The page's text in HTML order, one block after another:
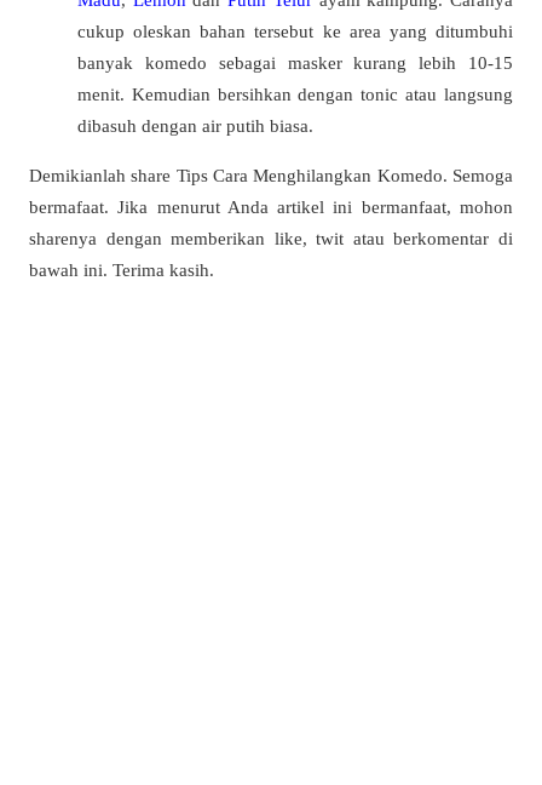
cukup oleskan bahan tersebut ke area yang ditumbuhi
banyak komedo sebagai masker kurang lebih 10-15
menit. Kemudian bersihkan dengan tonic atau langsung
dibasuh dengan air putih biasa.
Demikianlah share Tips Cara Menghilangkan Komedo. Semoga
bermafaat. Jika menurut Anda artikel ini bermanfaat, mohon
sharenya dengan memberikan like, twit atau berkomentar di
bawah ini. Terima kasih.